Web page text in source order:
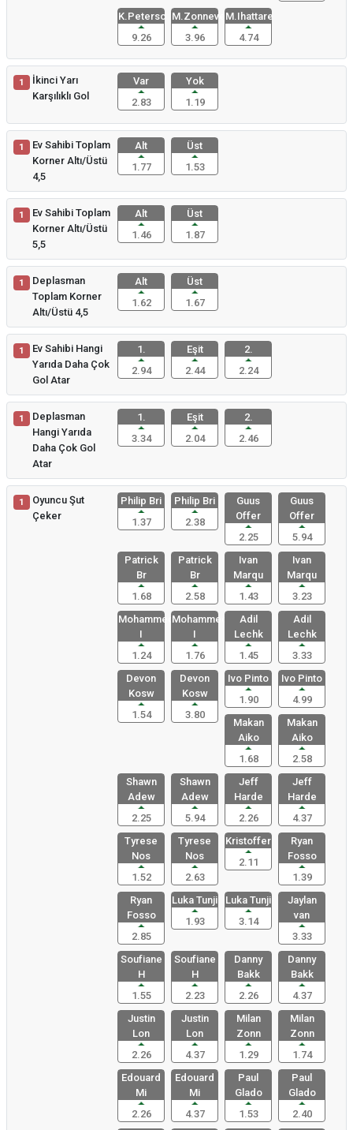
K.Peterso
9.26
M.Zonnevel
3.96
M.Ihattare
4.74
1
İkinci Yarı
Karşılıklı Gol
Var
2.83
Yok
1.19
1
Ev Sahibi Toplam
Korner Altı/Üstü
4,5
Alt
1.77
Üst
1.53
1
Ev Sahibi Toplam
Korner Altı/Üstü
5,5
Alt
1.46
Üst
1.87
1
Deplasman
Toplam Korner
Altı/Üstü 4,5
Alt
1.62
Üst
1.67
1
Ev Sahibi Hangi
Yarıda Daha Çok
Gol Atar
1.
2.94
Eşit
2.44
2.
2.24
1
Deplasman
Hangi Yarıda
Daha Çok Gol
Atar
1.
3.34
Eşit
2.04
2.
2.46
1
Oyuncu Şut
Çeker
Philip Bri
1.37
Philip Bri
2.38
Guus
Offer
2.25
Guus
Offer
5.94
Patrick
Br
1.68
Patrick
Br
2.58
Ivan
Marqu
1.43
Ivan
Marqu
3.23
Mohammed
I
1.24
Mohammed
I
1.76
Adil
Lechk
1.45
Adil
Lechk
3.33
Devon
Kosw
1.54
Devon
Kosw
3.80
Ivo Pinto
1.90
Ivo Pinto
4.99
Makan
Aiko
1.68
Makan
Aiko
2.58
Shawn
Adew
2.25
Shawn
Adew
5.94
Jeff
Harde
2.26
Jeff
Harde
4.37
Tyrese
Nos
1.52
Tyrese
Nos
2.63
Kristoffer
2.11
Ryan
Fosso
1.39
Ryan
Fosso
2.85
Luka Tunji
1.93
Luka Tunji
3.14
Jaylan
van
3.33
Soufiane
H
1.55
Soufiane
H
2.23
Danny
Bakk
2.26
Danny
Bakk
4.37
Justin
Lon
2.26
Justin
Lon
4.37
Milan
Zonn
1.29
Milan
Zonn
1.74
Edouard
Mi
2.26
Edouard
Mi
4.37
Paul
Glado
1.53
Paul
Glado
2.40